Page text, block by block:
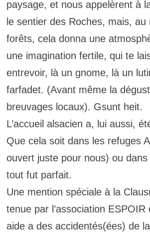
paysage, et nous appelèrent à
le sentier des Roches, mais, au
forêts, cela donna une
une imagination fertile, qui te
entrevoir, là un gnome, là un
farfadet. (Avant même la
breuvages locaux). Gsunt heit.
L’accueil alsacien a, lui aussi,
Que cela soit dans les refuges
ouvert juste pour nous) ou dans
tout fut parfait.
Une mention spéciale à la
tenue par l’association ESPOIR
aide a des accidentés(ées) de